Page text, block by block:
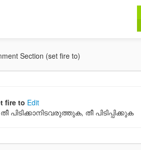
Section (set fire to)
fire to Edit
പിടിക്കാനിടവരുത്തുക, തീ പിടിപ്പിക്കുക